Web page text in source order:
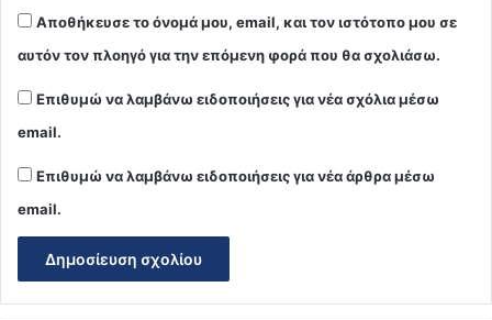
Αποθήκευσε το όνομά μου, email, και τον ιστότοπο μου σε
αυτόν τον πλοηγό για την επόμενη φορά που θα σχολιάσω.
Επιθυμώ να λαμβάνω ειδοποιήσεις για νέα σχόλια μέσω
email.
Επιθυμώ να λαμβάνω ειδοποιήσεις για νέα άρθρα μέσω
email.